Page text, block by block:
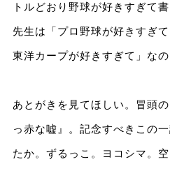
トルどおり野球が好きすぎて
先生は「プロ野球が好きすぎ
東洋カープが好きすぎて」なの
あとがきを見てほしい。冒頭
っ赤な嘘』。記念すべきこの
たか。ずるっこ。ヨコシマ。